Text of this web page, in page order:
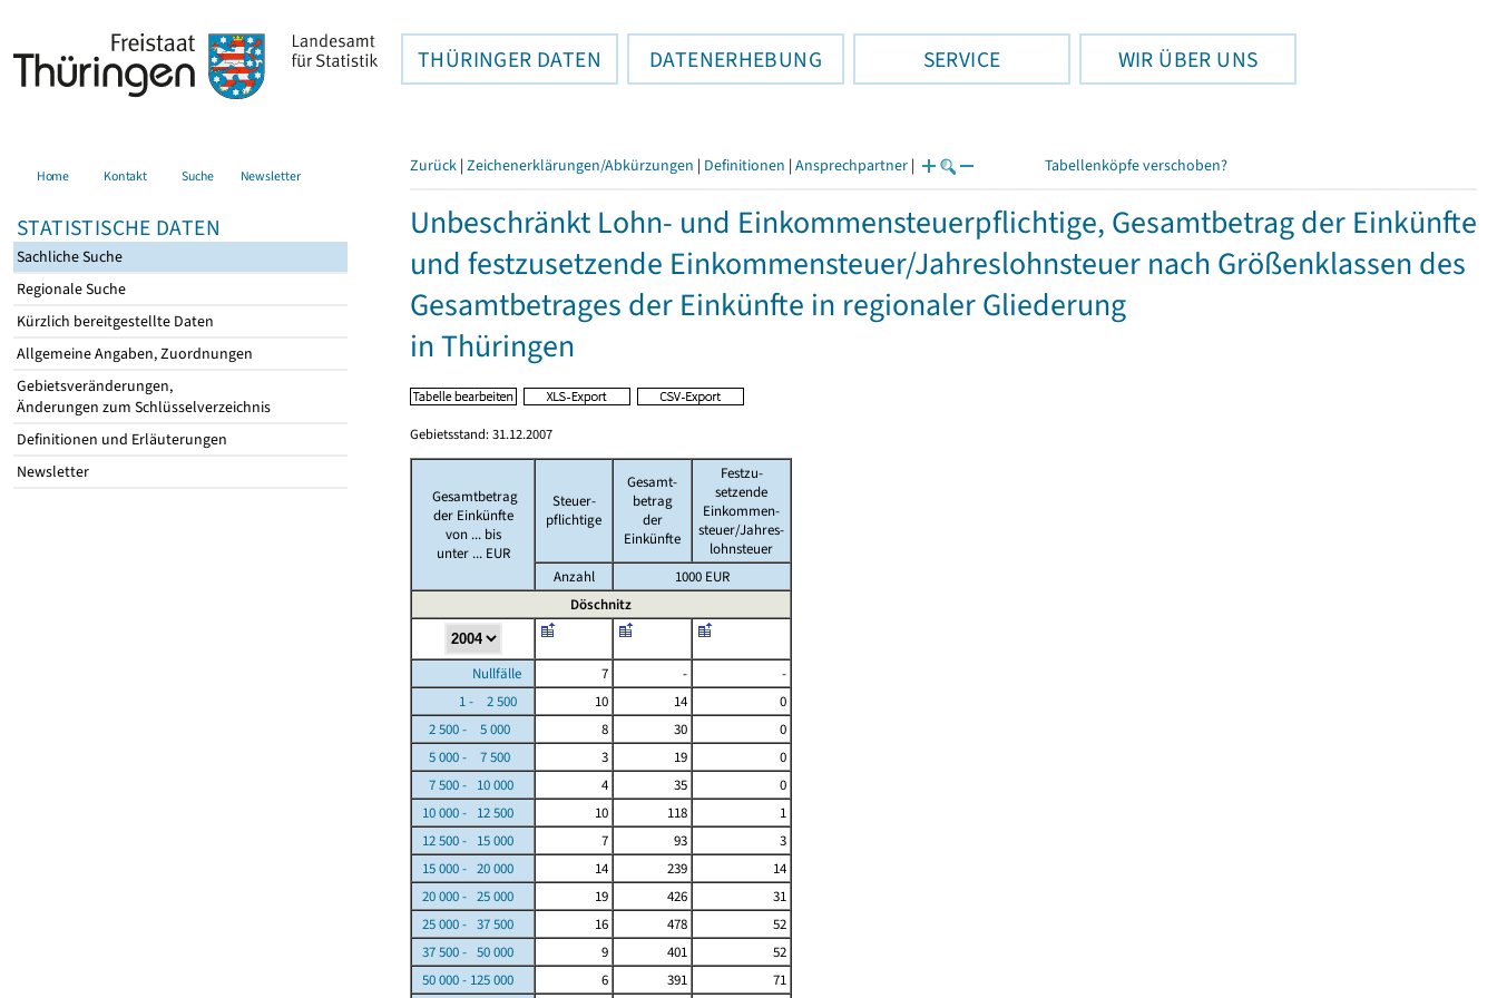
THÜRINGER DATEN DATENERHEBUNG SERVICE WIR ÜBER UNS
Home Kontakt Suche Newsletter
STATISTISCHE DATEN
Sachliche Suche
Regionale Suche
Kürzlich bereitgestellte Daten
Allgemeine Angaben, Zuordnungen
Gebietsveränderungen,
Änderungen zum Schlüsselverzeichnis
Definitionen und Erläuterungen
Newsletter
Zurück | Zeichenerklärungen/Abkürzungen | Definitionen | Ansprechpartner | Tabellenköpfe verschoben?
Unbeschränkt Lohn- und Einkommensteuerpflichtige, Gesamtbetrag der Einkünfte
und festzusetzende Einkommensteuer/Jahreslohnsteuer nach Größenklassen des
Gesamtbetrages der Einkünfte in regionaler Gliederung
in Thüringen
Gebietsstand: 31.12.2007
Gesamtbetrag
der Einkünfte
von ... bis
unter ... EUR
Steuer-
pflichtige
Gesamt-
betrag
der
Einkünfte
Festzu-
setzende
Einkommen-
steuer/Jahres-
lohnsteuer
Anzahl
1000 EUR
Döschnitz
Nullfälle 7 -
-
1 - 2 500
10 14
0
2 500 - 5 000
8 30
0
5 000 - 7 500
3 19
0
7 500 - 10 000
4 35
0
10 000 - 12 500
10 118
1
12 500 - 15 000
7 93
3
15 000 - 20 000
14 239
14
20 000 - 25 000
19 426
31
25 000 - 37 500
16 478
52
37 500 - 50 000
9 401
52
50 000 - 125 000
6 391 71